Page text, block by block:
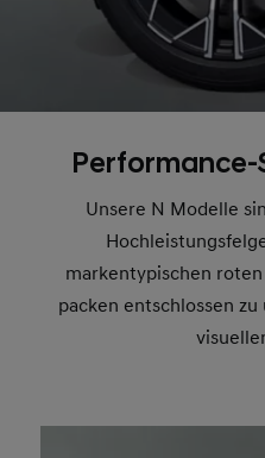
Unsere N Modelle
markentypischen
packen entschlossen